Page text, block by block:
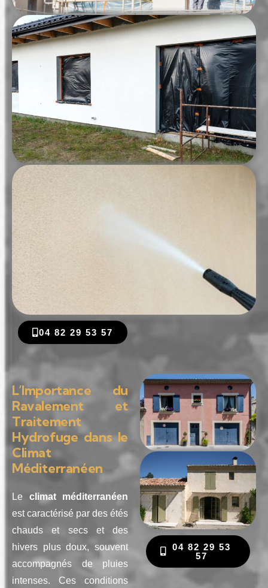
04 82 29 53 57
L’Importance du
Ravalement et
Traitement
Hydrofuge dans le
Climat
Méditerranéen
Le climat méditerranéen
est caractérisé par des étés
chauds et secs et des
hivers plus doux, souvent
accompagnés de pluies
intenses. Ces conditions
04 82 29 53
57